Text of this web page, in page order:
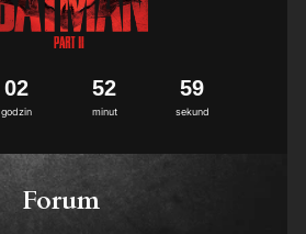
godzin
02
minut
52
sekund
58
9
Forum